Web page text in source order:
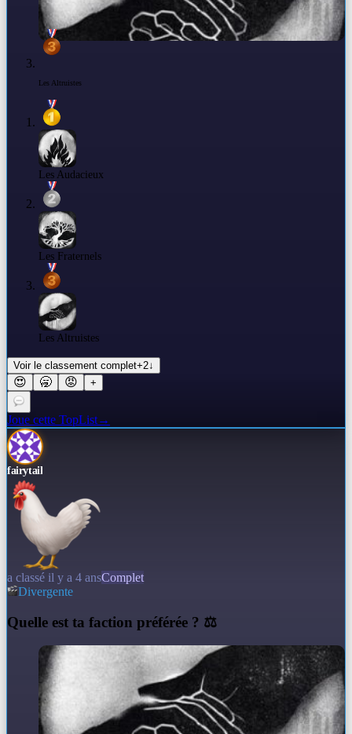
Les Altruistes
Les Audacieux
Les Fraternels
Les Altruistes
Voir le classement complet+2↓
😍 🥱 😡 +
Joue cette TopList→
fairytail
a classé il y a 4 ansComplet
Divergente
Quelle est ta faction préférée ? ⚖️